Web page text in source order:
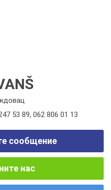
53 89, 062 806 01 13
сообщение
нас